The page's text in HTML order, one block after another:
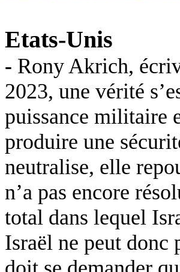
Etats-Unis
- Rony Akrich,
2023, une vérité
puissance militaire
produire une
neutralise, elle
n’a pas encore
total dans lequel
Israël ne peut donc